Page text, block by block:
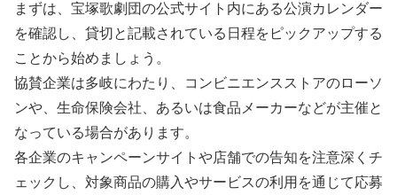
まずは、宝塚歌劇団の公式サイト内にある公演カレンダー
を確認し、貸切と記載されている日程をピックアップする
ことから始めましょう。
協賛企業は多岐にわたり、コンビニエンスストアのローソ
ンや、生命保険会社、あるいは食品メーカーなどが主催と
なっている場合があります。
各企業のキャンペーンサイトや店舗での告知を注意深くチ
ェックし、対象商品の購入やサービスの利用を通じて応募